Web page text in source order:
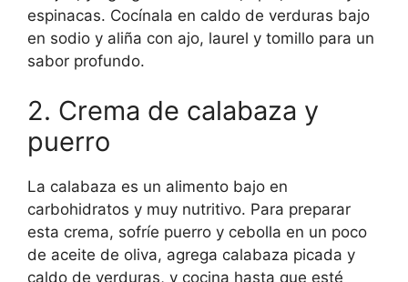
espinacas. Cocínala en caldo de verduras bajo
en sodio y aliña con ajo, laurel y tomillo para un
sabor profundo.
2. Crema de calabaza y
puerro
La calabaza es un alimento bajo en
carbohidratos y muy nutritivo. Para preparar
esta crema, sofríe puerro y cebolla en un poco
de aceite de oliva, agrega calabaza picada y
caldo de verduras, y cocina hasta que esté